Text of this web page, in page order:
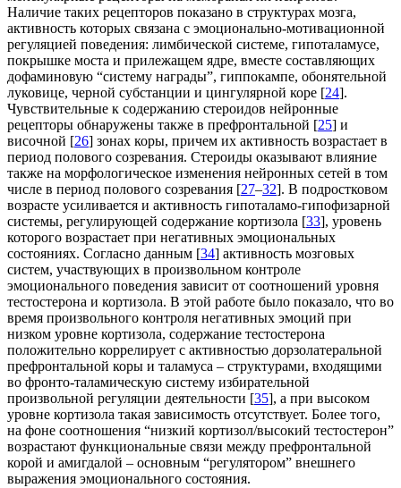
Наличие таких рецепторов показано в структурах мозга,
активность которых связана с эмоционально-мотивационной
регуляцией поведения: лимбической системе, гипоталамусе,
покрышке моста и прилежащем ядре, вместе составляющих
дофаминовую “систему награды”, гиппокампе, обонятельной
луковице, черной субстанции и цингулярной коре [24].
Чувствительные к содержанию стероидов нейронные
рецепторы обнаружены также в префронтальной [25] и
височной [26] зонах коры, причем их активность возрастает в
период полового созревания. Стероиды оказывают влияние
также на морфологическое изменения нейронных сетей в том
числе в период полового созревания [27–32]. В подростковом
возрасте усиливается и активность гипоталамо-гипофизарной
системы, регулирующей содержание кортизола [33], уровень
которого возрастает при негативных эмоциональных
состояниях. Согласно данным [34] активность мозговых
систем, участвующих в произвольном контроле
эмоционального поведения зависит от соотношений уровня
тестостерона и кортизола. В этой работе было показало, что во
время произвольного контроля негативных эмоций при
низком уровне кортизола, содержание тестостерона
положительно коррелирует с активностью дорзолатеральной
префронтальной коры и таламуса – структурами, входящими
во фронто-таламическую систему избирательной
произвольной регуляции деятельности [35], а при высоком
уровне кортизола такая зависимость отсутствует. Более того,
на фоне соотношения “низкий кортизол/высокий тестостерон”
возрастают функциональные связи между префронтальной
корой и амигдалой – основным “регулятором” внешнего
выражения эмоционального состояния.